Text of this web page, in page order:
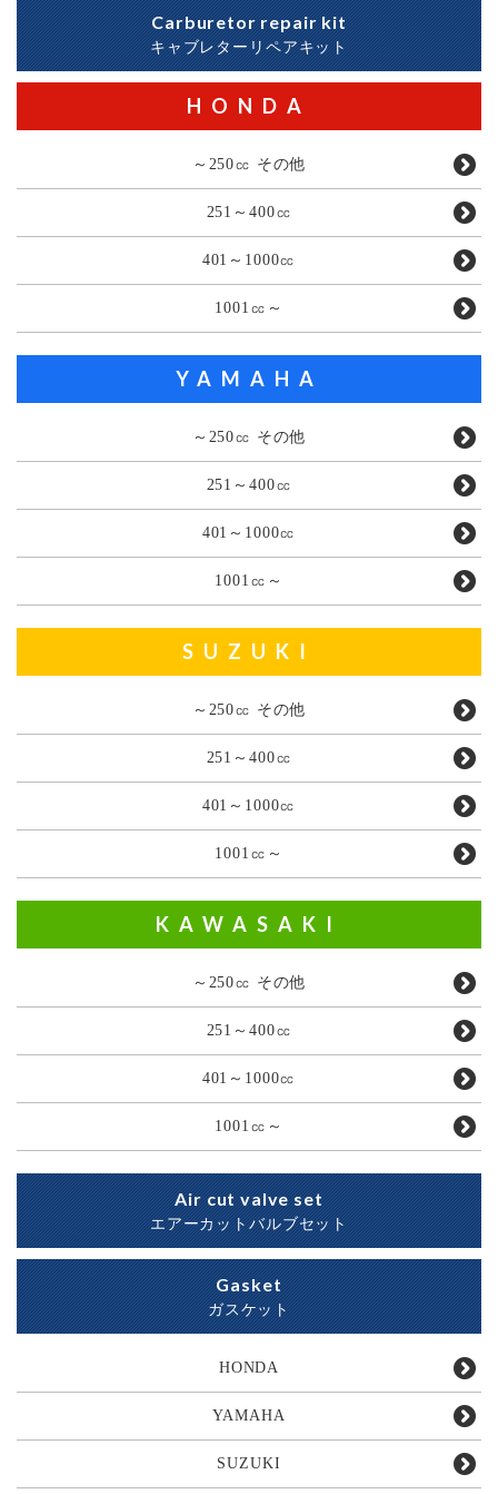
Carburetor repair kit
キャブレターリペアキット
HONDA
～250㏄ その他
251～400㏄
401～1000㏄
1001㏄～
YAMAHA
～250㏄ その他
251～400㏄
401～1000㏄
1001㏄～
SUZUKI
～250㏄ その他
251～400㏄
401～1000㏄
1001㏄～
KAWASAKI
～250㏄ その他
251～400㏄
401～1000㏄
1001㏄～
Air cut valve set
エアーカットバルブセット
Gasket
ガスケット
HONDA
YAMAHA
SUZUKI